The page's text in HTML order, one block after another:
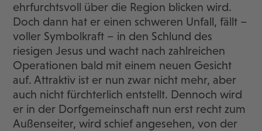
ehrfurchtsvoll über die Region blicken wird.
Doch dann hat er einen schweren Unfall, fällt –
voller Symbolkraft – in den Schlund des
riesigen Jesus und wacht nach zahlreichen
Operationen bald mit einem neuen Gesicht
auf. Attraktiv ist er nun zwar nicht mehr, aber
auch nicht fürchterlich entstellt. Dennoch wird
er in der Dorfgemeinschaft nun erst recht zum
Außenseiter, wird schief angesehen, von der